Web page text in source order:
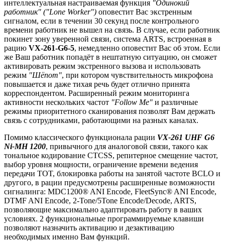
интеллектуальная настраиваемая функция "Одинокий
работник" ("Lone Worker") оповестит Вас экстренным
сигналом, если в течении 30 секунд после контрольного
времени работник не вышел на связь. В случае, если работник
покинет зону уверенной связи, система ARTS, встроенная в
рацию VX-261-G6-5, немедленно оповестит Вас об этом. Если
же Ваш работник попадёт в нештатную ситуацию, он сможет
активировать режим экстренного вызова и использовать
режим "Шёпот", при котором чувствительность микрофона
повышается и даже тихая речь будет отлично принята
корреспондентом. Расширенный режим мониторинга
активности нескольких частот "Follow Me" и различные
режимы приоритетного сканирования позволят Вам держать
связь с сотрудниками, работающими на разных каналах.
Помимо классического функционала рации VX-261 UHF G6
Ni-MH 1200, привычного для аналоговой связи, такого как
тональное кодирование CTCSS, репитерное смещение частот,
выбор уровня мощности, ограничение времени ведения
передачи TOT, блокировка работы на занятой частоте BCLO и
другого, в рации предусмотрены расширенные возможности
сигналинга: MDC1200® ANI Encode, FleetSync® ANI Encode,
DTMF ANI Encode, 2-Tone/5Tone Encode/Decode, ARTS,
позволяющие максимально адаптировать работу в ваших
условиях. 2 функциональные программируемые клавиши
позволяют назначить активацию и дезактивацию
необходимых именно Вам функций.